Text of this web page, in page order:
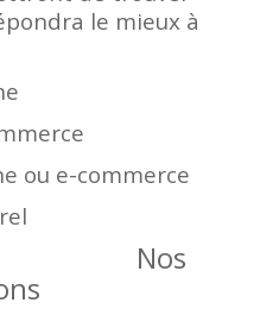
le mieux à
ou e-commerce
Nos